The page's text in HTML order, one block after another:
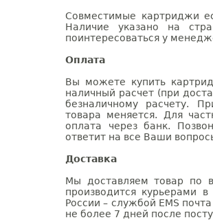
Совместимые картриджи
Наличие указано на
поинтересоваться у
Оплата
Вы можете купить
наличный расчет (при
безналичному расчету.
товара меняется. Для
оплата через банк.
ответит на все Ваши
Доставка
Мы доставляем товар по
производится курьерами
России – службой EMS
не более 7 дней после